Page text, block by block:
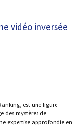
vidéo inversée
est une figure
des mystères de
expertise approfondie en